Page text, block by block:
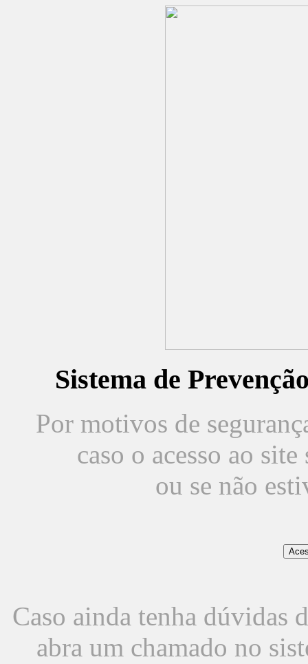
Sistema de
Por motivos de
caso o acesso ao
ou se não
Caso ainda tenha dúvidas
abra um chamado no